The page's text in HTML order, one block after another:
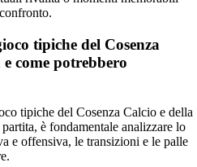
tipiche del Cosenza
come potrebbero
tipiche del Cosenza Calcio e della
è fondamentale analizzare lo
e offensiva, le transizioni e le palle